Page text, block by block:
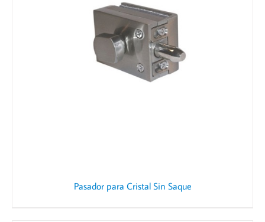
Pasador para Cristal Sin Saque